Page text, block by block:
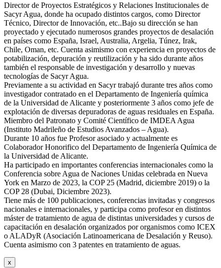
Director de Proyectos Estratégicos y Relaciones Institucionales de
Sacyr Agua, donde ha ocupado distintos cargos, como Director
Técnico, Director de Innovación, etc..Bajo su dirección se han
proyectado y ejecutado numerosos grandes proyectos de desalación
en países como España, Israel, Australia, Argelia, Túnez, Irak,
Chile, Oman, etc. Cuenta asimismo con experiencia en proyectos de
potabilización, depuración y reutilización y ha sido durante años
también el responsable de investigación y desarrollo y nuevas
tecnologías de Sacyr Agua.
Previamente a su actividad en Sacyr trabajó durante tres años como
investigador contratado en el Departamento de Ingeniería química
de la Universidad de Alicante y posteriormente 3 años como jefe de
explotación de diversas depuradoras de aguas residuales en España.
Miembro del Patronato y Comité Científico de IMDEA Agua
(Instituto Madrileño de Estudios Avanzados – Agua).
Durante 10 años fue Profesor asociado y actualmente es
Colaborador Honorifico del Departamento de Ingeniería Química de
la Universidad de Alicante.
Ha participado en importantes conferencias internacionales como la
Conferencia sobre Agua de Naciones Unidas celebrada en Nueva
York en Marzo de 2023, la COP 25 (Madrid, diciembre 2019) o la
COP 28 (Dubai, Diciembre 2023).
Tiene más de 100 publicaciones, conferencias invitadas y congresos
nacionales e internacionales, y participa como profesor en distintos
máster de tratamiento de agua de distintas universidades y cursos de
capacitación en desalación organizados por organismos como ICEX
o ALADyR (Asociación Latinoamericana de Desalación y Reuso).
Cuenta asimismo con 3 patentes en tratamiento de aguas.
x